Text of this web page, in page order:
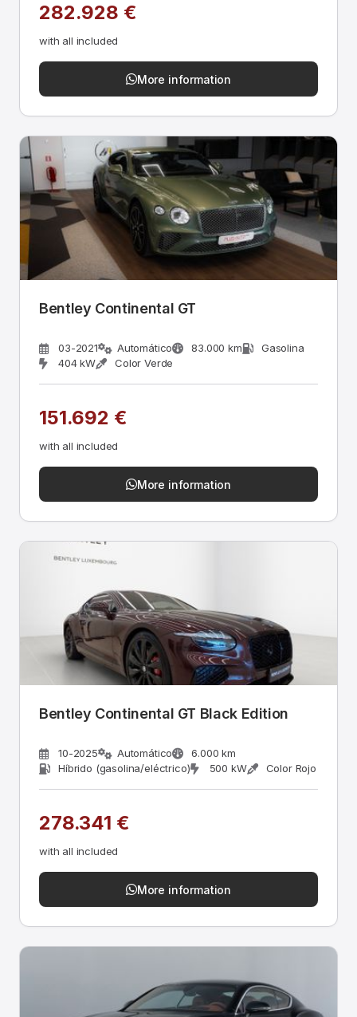
282.928 €
with all included
More information
Bentley Continental GT
03-2021 Automático 83.000 km
Gasolina
404 kW
Color Verde
151.692 €
with all included
More information
Bentley Continental GT Black Edition
10-2025 Automático
6.000 km
Híbrido (gasolina/eléctrico)
500 kW Color Rojo
278.341 €
with all included
More information